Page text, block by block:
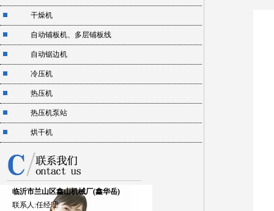
干燥机
自动铺板机、多层铺板线
自动锯边机
冷压机
热压机
热压机泵站
烘干机
临沂市兰山区鑫山机械厂(鑫华岳)
联系人:任经理